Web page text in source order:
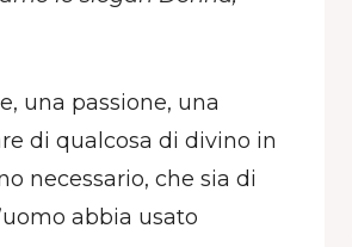
una passione, una
di qualcosa di divino in
necessario, che sia di
abbia usato